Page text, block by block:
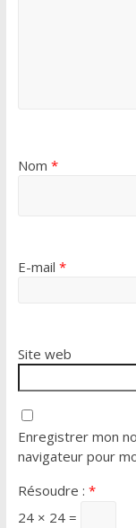
Nom *
E-mail *
Site web
Enregistrer mon
navigateur pour
Résoudre : *
24 × 24 =